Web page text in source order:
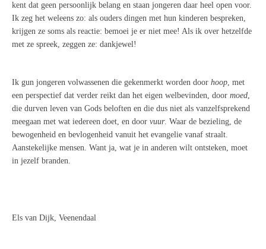
kent dat geen persoonlijk belang en staan jongeren daar heel open voor.
Ik zeg het weleens zo: als ouders dingen met hun kinderen bespreken,
krijgen ze soms als reactie: bemoei je er niet mee! Als ik over hetzelfde
met ze spreek, zeggen ze: dankjewel!
Ik gun jongeren volwassenen die gekenmerkt worden door hoop, met
een perspectief dat verder reikt dan het eigen welbevinden, door moed,
die durven leven van Gods beloften en die dus niet als vanzelfsprekend
meegaan met wat iedereen doet, en door vuur. Waar de bezieling, de
bewogenheid en bevlogenheid vanuit het evangelie vanaf straalt.
Aanstekelijke mensen. Want ja, wat je in anderen wilt ontsteken, moet
in jezelf branden.
Els van Dijk, Veenendaal